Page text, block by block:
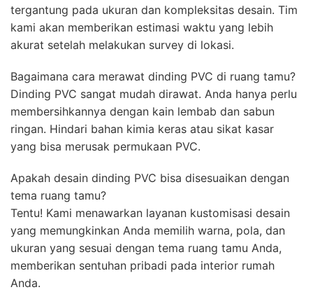
tergantung pada ukuran dan kompleksitas desain. Tim
kami akan memberikan estimasi waktu yang lebih
akurat setelah melakukan survey di lokasi.
Bagaimana cara merawat dinding PVC di ruang tamu?
Dinding PVC sangat mudah dirawat. Anda hanya perlu
membersihkannya dengan kain lembab dan sabun
ringan. Hindari bahan kimia keras atau sikat kasar
yang bisa merusak permukaan PVC.
Apakah desain dinding PVC bisa disesuaikan dengan
tema ruang tamu?
Tentu! Kami menawarkan layanan kustomisasi desain
yang memungkinkan Anda memilih warna, pola, dan
ukuran yang sesuai dengan tema ruang tamu Anda,
memberikan sentuhan pribadi pada interior rumah
Anda.